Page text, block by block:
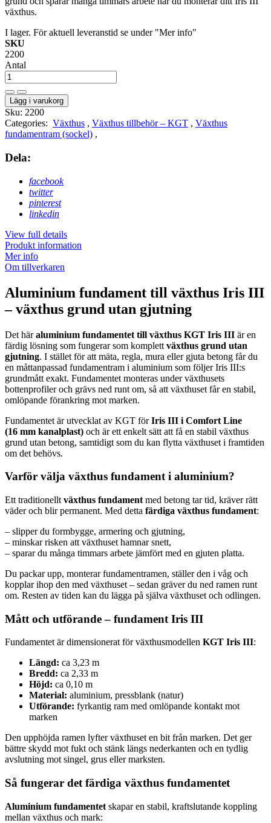
växthus.
I lager. För aktuell leveranstid se under "Mer info"
SKU
2200
Antal
Lägg i varukorg
Sku: 2200
Categories: Växthus , Växthus tillbehör – KGT , Växthus
fundamentram (sockel) ,
Dela:
facebook
twitter
pinterest
linkedin
View full details
Produkt information
Mer info
Om tillverkaren
Aluminium fundament till växthus Iris III
– växthus grund utan gjutning
Det häraluminium fundamentet till växthus KGT Iris III är en
färdig lösning som fungerar som komplett växthus grund utan
gjutning. I stället för att mäta, regla, mura eller gjuta betong får du
en måttanpassad fundamentram i aluminium som följer Iris III:s
grundmått exakt. Fundamentet monteras under växthusets
bottenprofiler och grävs ned runt om, så att växthuset får en stabil,
omlöpande förankring mot marken.
Fundamentet är utvecklat av KGT förIris III i Comfort Line
(16 mm kanalplast) och är ett enkelt sätt att få en stabil växthus
grund utan betong, samtidigt som du kan flytta växthuset i framtiden
om det behövs.
Varför välja växthus fundament i aluminium?
Ett traditionellt växthus fundament med betong tar tid, kräver rätt
väder och blir permanent. Med detta färdiga växthus fundament:
– slipper du formbygge, armering och gjutning,
– minskar risken att växthuset hamnar snett,
– sparar du många timmars arbete jämfört med en gjuten platta.
Du packar upp, monterar fundamentramen, ställer den i våg och
kopplar ihop den med växthuset – sedan gräver du ned ramen runt
om. Resten av tiden kan du lägga på själva växthuset och odlingen.
Mått och utförande – fundament Iris III
Fundamentet är dimensionerat för växthusmodellen KGT Iris III:
Längd: ca 3,23 m
Bredd: ca 2,33 m
Höjd: ca 0,10 m
Material: aluminium, pressblank (natur)
Utförande: fyrkantig ram med omlöpande kontakt mot
marken
Den upphöjda ramen lyfter växthuset en bit från marken. Det ger
bättre skydd mot fukt och stänk längs nederkanten och en tydlig
avslutning mot singel, grus eller marksten.
Så fungerar det färdiga växthus fundamentet
Aluminium fundamentet skapar en stabil, kraftslutande koppling
mellan växthus och mark: